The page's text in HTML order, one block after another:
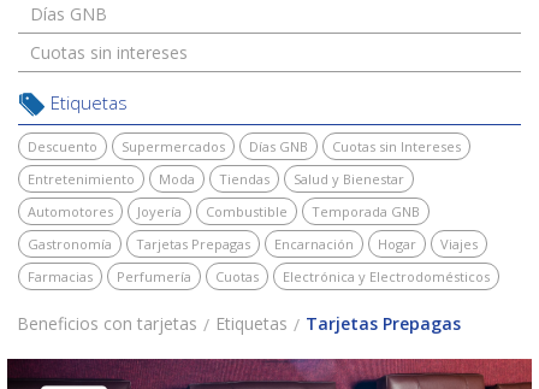
Días GNB
Cuotas sin intereses
Etiquetas
Descuento Supermercados Días GNB
Cuotas sin Intereses
Entretenimiento
Moda Tiendas
Salud y Bienestar
Automotores
Joyería Combustible
Temporada GNB
Gastronomía
Tarjetas Prepagas Encarnación Hogar
Viajes
Farmacias
Perfumería Cuotas Electrónica y Electrodomésticos
Beneficios con tarjetas Etiquetas Tarjetas Prepagas